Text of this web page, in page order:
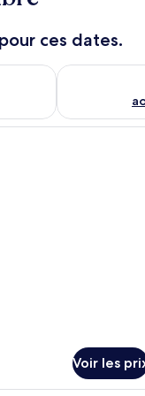
ces dates.
soir août 8 - août 9
Vérifier la
chambre à coucher
Voir les